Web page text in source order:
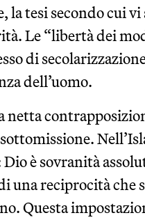
la tesi secondo cui
Le “libertà dei
di
dell’uomo.
netta
è sovranità
una reciprocità
Questa